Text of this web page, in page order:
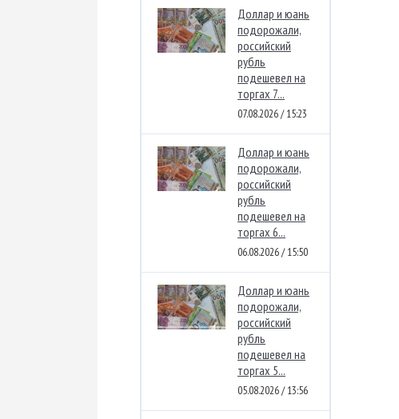
Доллар и юань
подорожали,
российский
рубль
подешевел на
торгах 7...
07.08.2026 / 15:23
Доллар и юань
подорожали,
российский
рубль
подешевел на
торгах 6...
06.08.2026 / 15:50
Доллар и юань
подорожали,
российский
рубль
подешевел на
торгах 5...
05.08.2026 / 13:56